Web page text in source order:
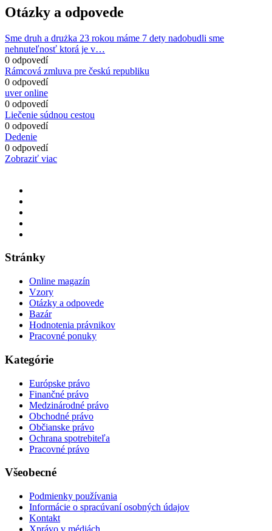
Otázky a odpovede
Sme druh a drużka 23 rokou máme 7 dety nadobudli sme
nehnuteľnosť ktorá je v…
0 odpovedí
Rámcová zmluva pre českú republiku
0 odpovedí
uver online
0 odpovedí
Liečenie súdnou cestou
0 odpovedí
Dedenie
0 odpovedí
Zobraziť viac
Stránky
Online magazín
Vzory
Otázky a odpovede
Bazár
Hodnotenia právnikov
Pracovné ponuky
Kategórie
Európske právo
Finančné právo
Medzinárodné právo
Obchodné právo
Občianske právo
Ochrana spotrebiteľa
Pracovné právo
Všeobecné
Podmienky používania
Informácie o spracúvaní osobných údajov
Kontakt
Xprávo v médiách